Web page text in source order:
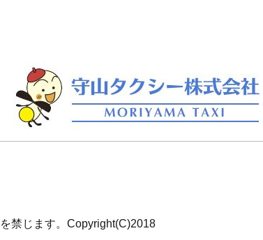
禁じます。Copyright(C)2018